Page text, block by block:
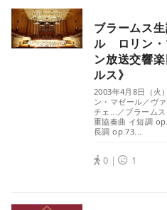
ブラームス
ル ロリン・
ン放送交響
ルス》
2003年4月8日（火
ン・マゼール／ヴ
チェ...／ブラーム
重協奏曲 イ短調
長調 op.73...
0｜ 1